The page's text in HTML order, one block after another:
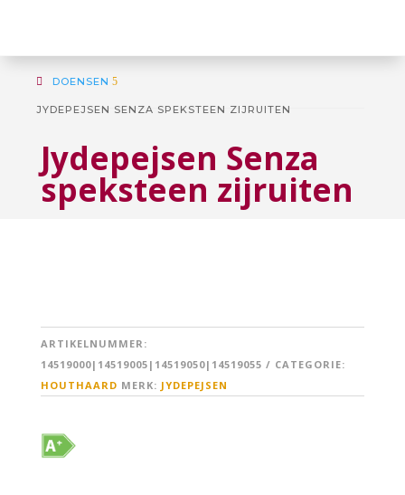
DOENSEN 5
JYDEPEJSEN SENZA SPEKSTEEN ZIJRUITEN
Jydepejsen Senza
speksteen zijruiten
ARTIKELNUMMER:
14519000|14519005|14519050|14519055
CATEGORIE:
HOUTHAARD MERK: JYDEPEJSEN